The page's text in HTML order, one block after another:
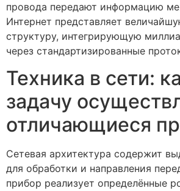
провода передают информацию
Интернет представляет
структуру, интегрирующую
через стандартизированные
Техника в сети:
задачу
отличающиеся
Сетевая архитектура содержит
для обработки и направления
прибор реализует определённые